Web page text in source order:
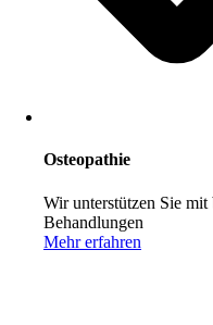
Osteopathie
Wir unterstützen Sie
Behandlungen
Mehr erfahren